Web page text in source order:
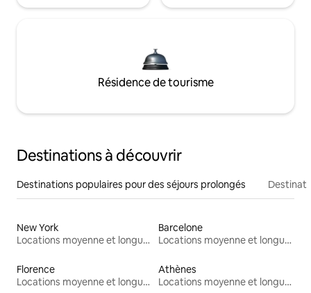
Résidence de tourisme
Destinations à découvrir
Destinations populaires pour des séjours prolongés
New York
Locations moyenne et longue durée
Barcelone
Locations moyenne et longue durée
Florence
Locations moyenne et longue durée
Athènes
Locations moyenne et longue durée